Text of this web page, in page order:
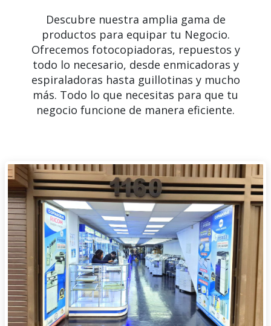
Descubre nuestra amplia gama de
productos para equipar tu Negocio.
Ofrecemos fotocopiadoras, repuestos y
todo lo necesario, desde enmicadoras y
espiraladoras hasta guillotinas y mucho
más. Todo lo que necesitas para que tu
negocio funcione de manera eficiente.